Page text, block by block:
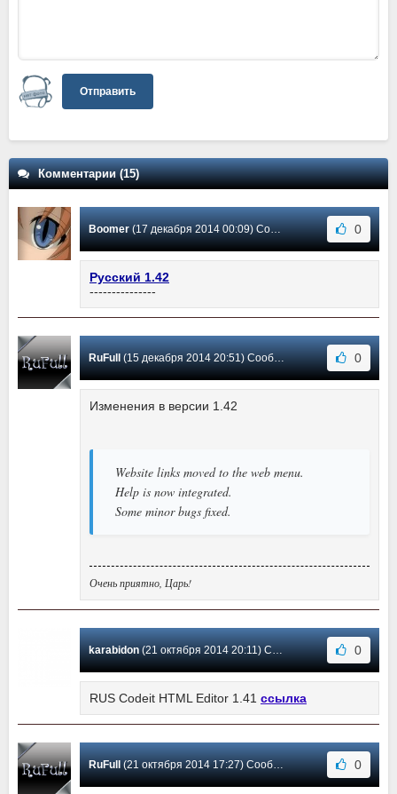
Отправить
Комментарии (15)
Boomer(17 декабря 2014 00:09) Сообщение #15 0
Русский 1.42
---------------
RuFull (15 декабря 2014 20:51) Сообщение #14 0
Изменения в версии 1.42
Website links moved to the web menu.
Help is now integrated.
Some minor bugs fixed.
Очень приятно, Царь!
karabidon(21 октября 2014 20:11) Сообщение #13 0
RUS Codeit HTML Editor 1.41 ссылка
RuFull (21 октября 2014 17:27) Сообщение #12 0